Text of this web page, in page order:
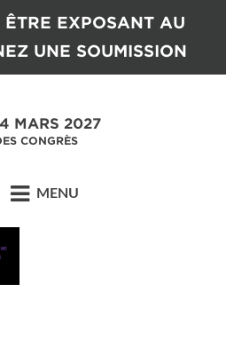
ÊTRE EXPOSANT AU
UNE SOUMISSION
MARS 2027
CONGRÈS
MENU